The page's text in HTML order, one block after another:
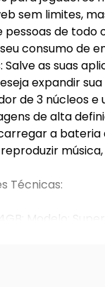
sem limites,
pessoas de todo
consumo de
Salve as suas
expandir
de 3 núcleos
de alta
a
Técnicas:
Modelo: